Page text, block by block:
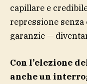
capillare e
repressione
garanzie —
Con l’elezione
anche un